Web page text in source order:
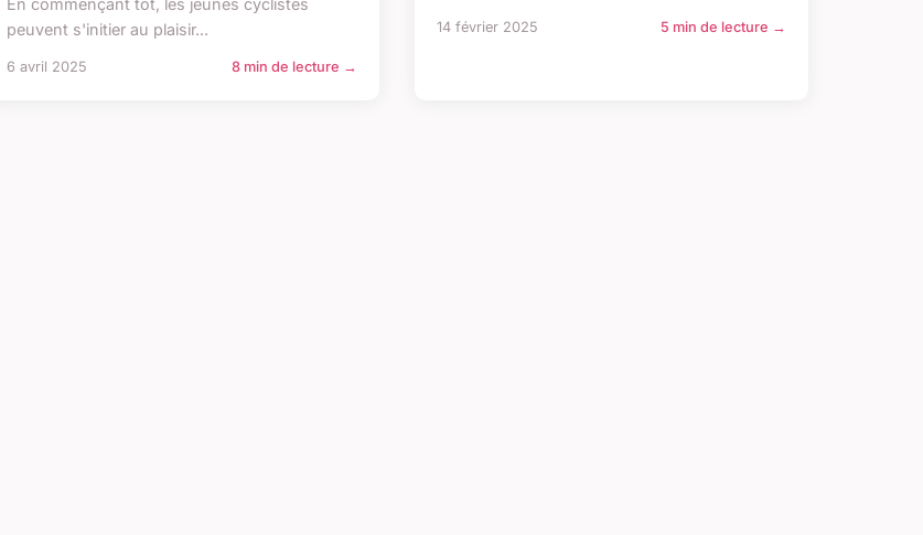
En commençant tôt, les jeunes cyclistes
peuvent s'initier au plaisir...
6 avril 2025 8 min de lecture →
14 février 2025 5 min de lecture →